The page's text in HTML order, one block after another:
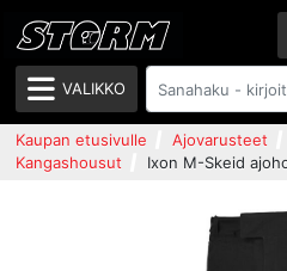
VALIKKO
Kaupan etusivulle Ajovarusteet
Kangashousut
Ixon M-Skeid